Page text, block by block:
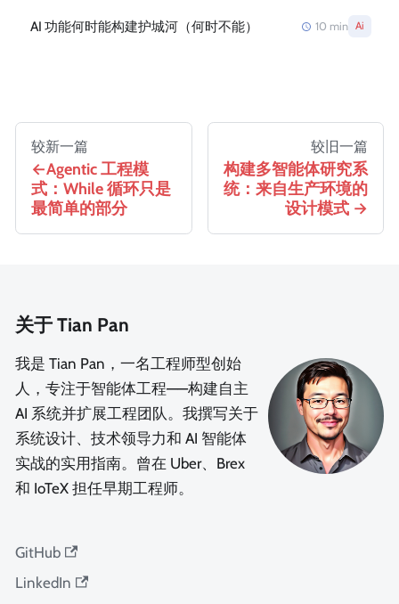
AI 功能何时能构建护城河（何时不能） 10 min Ai
较新一篇
Agentic 工程模
式：While 循环只是
最简单的部分
较旧一篇
构建多智能体研究系
统：来自生产环境的
设计模式
关于 Tian Pan
我是 Tian Pan，一名工程师型创始
人，专注于智能体工程——构建自主
AI 系统并扩展工程团队。我撰写关于
系统设计、技术领导力和 AI 智能体
实战的实用指南。曾在 Uber、Brex
和 IoTeX 担任早期工程师。
GitHub
LinkedIn